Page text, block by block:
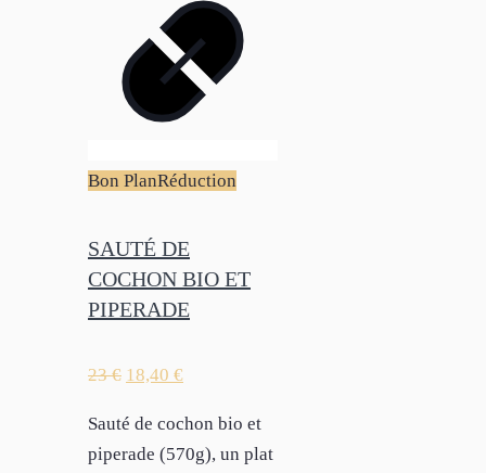
Bon PlanRéduction
SAUTÉ DE
COCHON BIO ET
PIPERADE
23€ 18,40 €
Sauté de cochon bio et
piperade (570g), un plat